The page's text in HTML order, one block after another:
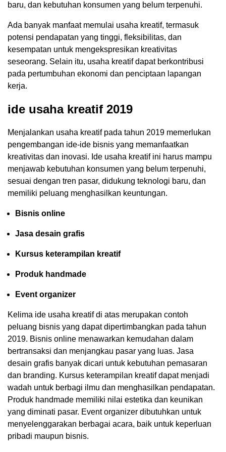
baru, dan kebutuhan konsumen yang belum terpenuhi.
Ada banyak manfaat memulai usaha kreatif, termasuk
potensi pendapatan yang tinggi, fleksibilitas, dan
kesempatan untuk mengekspresikan kreativitas
seseorang. Selain itu, usaha kreatif dapat berkontribusi
pada pertumbuhan ekonomi dan penciptaan lapangan
kerja.
ide usaha kreatif 2019
Menjalankan usaha kreatif pada tahun 2019 memerlukan
pengembangan ide-ide bisnis yang memanfaatkan
kreativitas dan inovasi. Ide usaha kreatif ini harus mampu
menjawab kebutuhan konsumen yang belum terpenuhi,
sesuai dengan tren pasar, didukung teknologi baru, dan
memiliki peluang menghasilkan keuntungan.
Bisnis online
Jasa desain grafis
Kursus keterampilan kreatif
Produk handmade
Event organizer
Kelima ide usaha kreatif di atas merupakan contoh
peluang bisnis yang dapat dipertimbangkan pada tahun
2019. Bisnis online menawarkan kemudahan dalam
bertransaksi dan menjangkau pasar yang luas. Jasa
desain grafis banyak dicari untuk kebutuhan pemasaran
dan branding. Kursus keterampilan kreatif dapat menjadi
wadah untuk berbagi ilmu dan menghasilkan pendapatan.
Produk handmade memiliki nilai estetika dan keunikan
yang diminati pasar. Event organizer dibutuhkan untuk
menyelenggarakan berbagai acara, baik untuk keperluan
pribadi maupun bisnis.